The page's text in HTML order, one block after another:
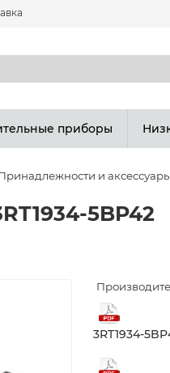
приборы
и
5BP42
3RT1934-